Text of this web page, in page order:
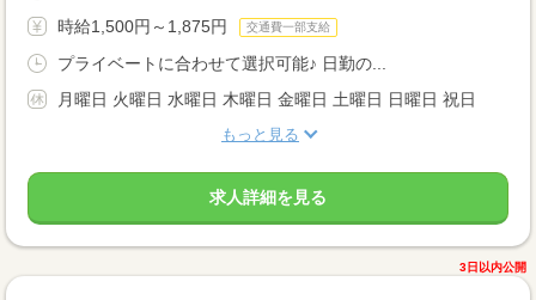
時給1,500円～1,875円 交通費一部支給
プライベートに合わせて選択可能♪ 日勤の...
月曜日 火曜日 水曜日 木曜日 金曜日 土曜日 日曜日 祝日
もっと見る
求人詳細を見る
3日以内公開